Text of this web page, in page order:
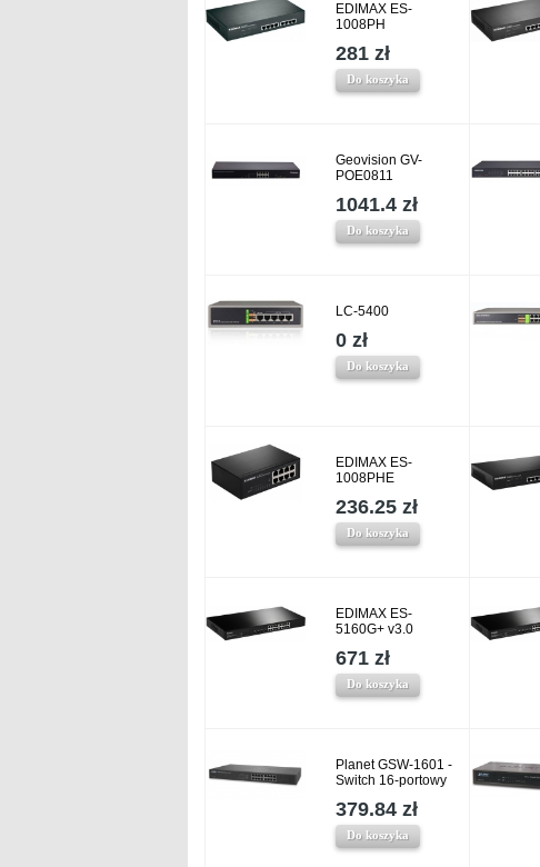
EDIMAX ES-
1008PH
281 zł
Do koszyka
Geovision GV-
POE0811
1041.4 zł
Do koszyka
LC-5400
0 zł
Do koszyka
EDIMAX ES-
1008PHE
236.25 zł
Do koszyka
EDIMAX ES-
5160G+ v3.0
671 zł
Do koszyka
Planet GSW-1601 -
Switch 16-portowy
379.84 zł
Do koszyka